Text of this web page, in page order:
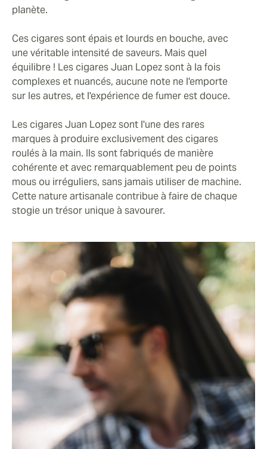
planète.
Ces cigares sont épais et lourds en bouche, avec
une véritable intensité de saveurs. Mais quel
équilibre ! Les cigares Juan Lopez sont à la fois
complexes et nuancés, aucune note ne l'emporte
sur les autres, et l'expérience de fumer est douce.
Les cigares Juan Lopez sont l'une des rares
marques à produire exclusivement des cigares
roulés à la main. Ils sont fabriqués de manière
cohérente et avec remarquablement peu de points
mous ou irréguliers, sans jamais utiliser de machine.
Cette nature artisanale contribue à faire de chaque
stogie un trésor unique à savourer.